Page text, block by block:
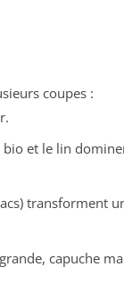
coupes :
bio et le lin
transforment
capuche